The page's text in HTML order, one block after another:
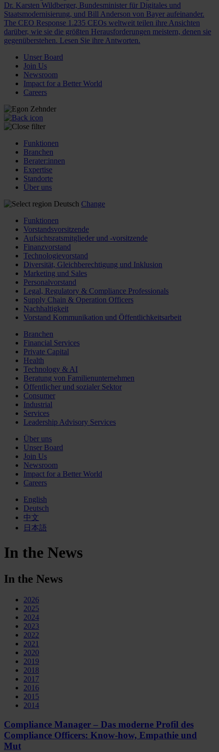
Dr. Karsten Wildberger, Bundesminister für Digitales und
Staatsmodernisierung, und Bill Anderson von Bayer aufeinander.
The CEO Response 1.235 CEOs weltweit teilen ihre Ansichten
darüber, wie sie die größten Herausforderungen meistern, denen sie
gegenüberstehen. Lesen Sie ihre Antworten.
Unser Board
Join Us
Newsroom
Impact for a Better World
Careers
Funktionen
Branchen
Berater:innen
Expertise
Standorte
Über uns
Deutsch Change
Funktionen
Vorstandsvorsitzende
Aufsichtsratsmitglieder und -vorsitzende
Finanzvorstand
Technologievorstand
Diversität, Gleichberechtigung und Inklusion
Marketing und Sales
Personalvorstand
Legal, Regulatory & Compliance Professionals
Supply Chain & Operation Officers
Nachhaltigkeit
Vorstand Kommunikation und Öffentlichkeitsarbeit
Branchen
Financial Services
Private Capital
Health
Technology & AI
Beratung von Familienunternehmen
Öffentlicher und sozialer Sektor
Consumer
Industrial
Services
Leadership Advisory Services
Über uns
Unser Board
Join Us
Newsroom
Impact for a Better World
Careers
English
Deutsch
中文
日本語
In the News
In the News
2026
2025
2024
2023
2022
2021
2020
2019
2018
2017
2016
2015
2014
Compliance Manager – Das moderne Profil des
Compliance Officers: Know-how, Empathie und
Mut